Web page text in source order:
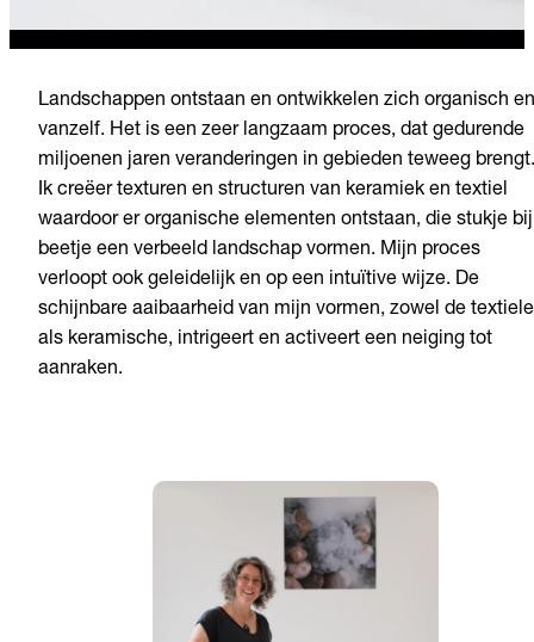
Landschappen ontstaan en ontwikkelen zich organisch en
vanzelf. Het is een zeer langzaam proces, dat gedurende
miljoenen jaren veranderingen in gebieden teweeg brengt.
Ik creëer texturen en structuren van keramiek en textiel
waardoor er organische elementen ontstaan, die stukje bij
beetje een verbeeld landschap vormen. Mijn proces
verloopt ook geleidelijk en op een intuïtive wijze. De
schijnbare aaibaarheid van mijn vormen, zowel de textiele
als keramische, intrigeert en activeert een neiging tot
aanraken.